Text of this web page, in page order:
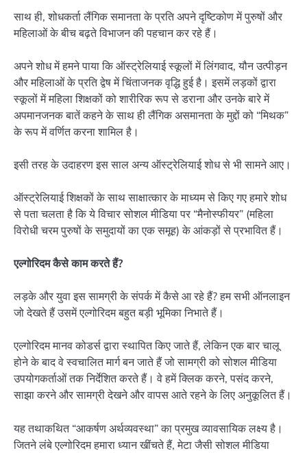
साथ ही, शोधकर्ता लैंगिक समानता के प्रति अपने दृष्टिकोण में पुरुषों और
महिलाओं के बीच बढ़ते विभाजन की पहचान कर रहे हैं।
अपने शोध में हमने पाया कि ऑस्ट्रेलियाई स्कूलों में लिंगवाद, यौन उत्पीड़न
और महिलाओं के प्रति द्वेष में चिंताजनक वृद्धि हुई है। इसमें लड़कों द्वारा
स्कूलों में महिला शिक्षकों को शारीरिक रूप से डराना और उनके बारे में
अपमानजनक बातें कहने के साथ ही लैंगिक असमानता के मुद्दों को “मिथक”
के रूप में वर्णित करना शामिल है।
इसी तरह के उदाहरण इस साल अन्य ऑस्ट्रेलियाई शोध से भी सामने आए।
ऑस्ट्रेलियाई शिक्षकों के साथ साक्षात्कार के माध्यम से किए गए हमारे शोध
से पता चलता है कि ये विचार सोशल मीडिया पर “मैनोस्फीयर” (महिला
विरोधी चरम पुरुषों के समुदायों का एक समूह) के आंकड़ों से प्रभावित हैं।
एल्गोरिदम कैसे काम करते हैं?
लड़के और युवा इस सामग्री के संपर्क में कैसे आ रहे हैं? हम सभी ऑनलाइन
जो देखते हैं उसमें एल्गोरिदम बहुत बड़ी भूमिका निभाते हैं।
एल्गोरिदम मानव कोडर्स द्वारा स्थापित किए जाते हैं, लेकिन एक बार चालू
होने के बाद वे स्वचालित मार्ग बन जाते हैं जो सामग्री को सोशल मीडिया
उपयोगकर्ताओं तक निर्देशित करते हैं। वे हमें क्लिक करने, पसंद करने,
साझा करने और सामग्री देखने और वापस आते रहने के लिए अनुकूलित हैं।
यह तथाकथित “आकर्षण अर्थव्यवस्था” का प्रमुख व्यावसायिक लक्ष्य है।
जितने लंबे एल्गोरिदम हमारा ध्यान खींचते हैं, मेटा जैसी सोशल मीडिया